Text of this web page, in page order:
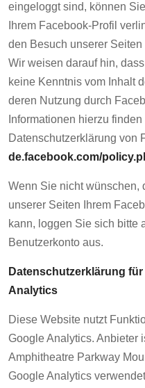
eingeloggt sind, können
Ihrem Facebook-Profil
den Besuch unserer
Wir weisen darauf hin,
keine Kenntnis vom Inhalt
deren Nutzung durch
Informationen hierzu
Datenschutzerklärung von
de.facebook.com/
Wenn Sie nicht wünschen,
unserer Seiten Ihrem
kann, loggen Sie sich bitte
Benutzerkonto aus.
Datenschutzerklärung
Analytics
Diese Website nutzt
Google Analytics. Anbieter
Amphitheatre Parkway
Google Analytics